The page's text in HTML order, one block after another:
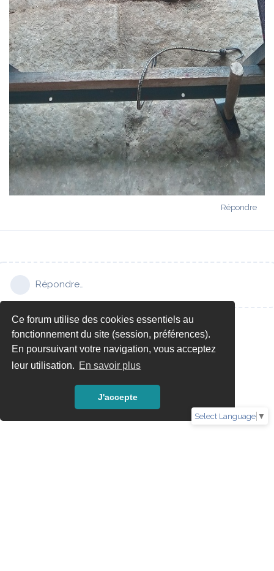
Ce forum utilise des cookies essentiels au
fonctionnement du site (session, préférences).
En poursuivant votre navigation, vous acceptez
leur utilisation. En savoir plus
J'accepte
Select Language ▼
Répondre
Répondre…